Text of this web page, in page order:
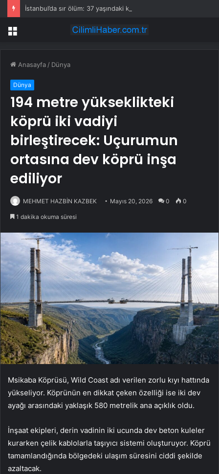
Menü
Anasayfa / Dünya
Dünya
194 metre yükseklikteki
köprü iki vadiyi
birleştirecek: Uçurumun
ortasına dev köprü inşa
ediliyor
MEHMET HAZBİN KAZBEK Mayıs 20, 2026 0 0
1 dakika okuma süresi
Msikaba Köprüsü, Wild Coast adı verilen zorlu kıyı hattında
yükseliyor. Köprünün en dikkat çeken özelliği ise iki dev
ayağı arasındaki yaklaşık 580 metrelik ana açıklık oldu.
İnşaat ekipleri, derin vadinin iki ucunda dev beton kuleler
kurarken çelik kablolarla taşıyıcı sistemi oluşturuyor. Köprü
tamamlandığında bölgedeki ulaşım süresini ciddi şekilde
azaltacak.